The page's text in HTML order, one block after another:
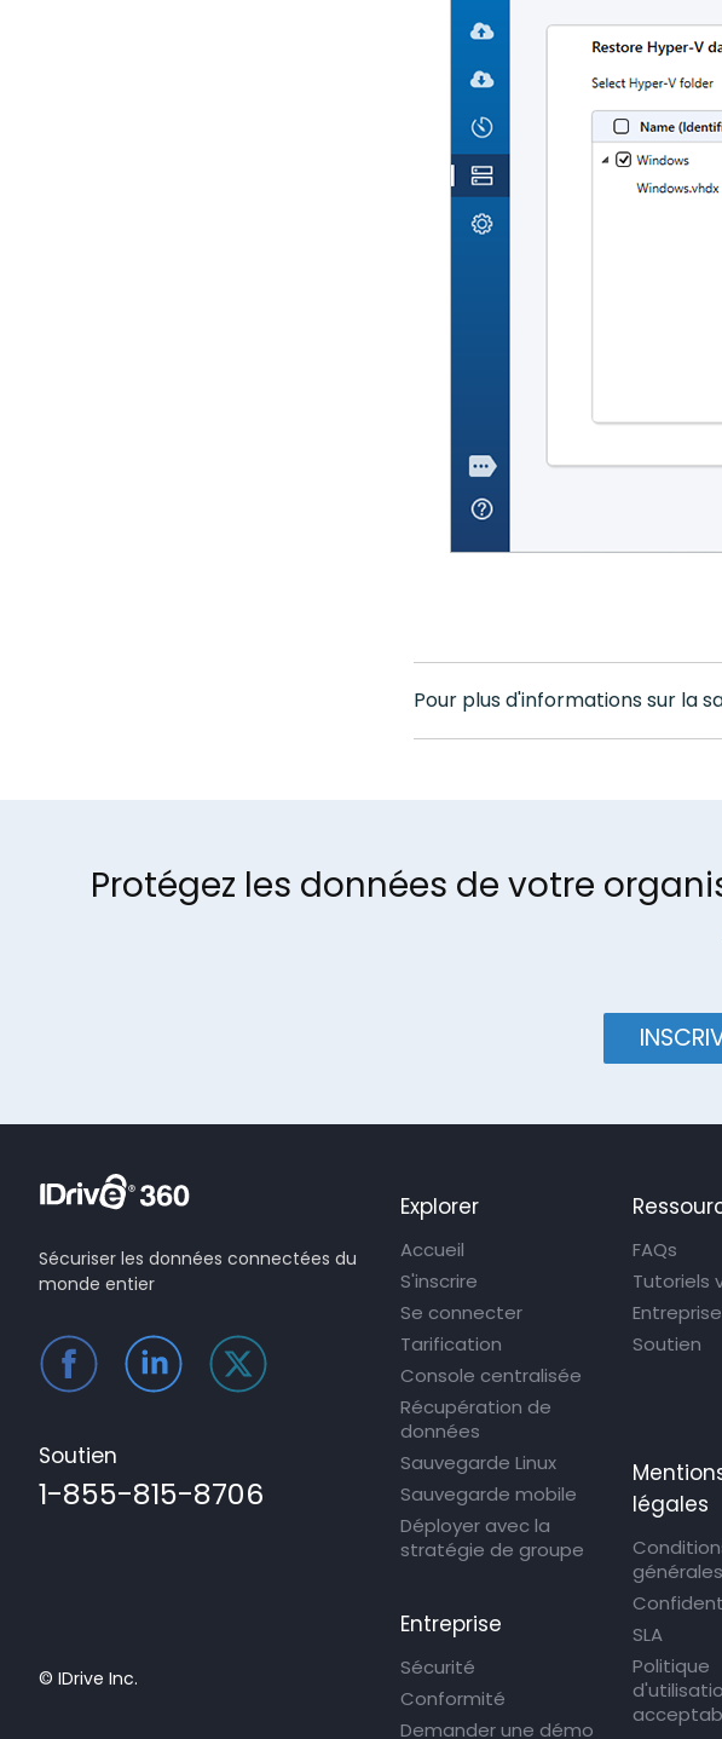
Pour plus d'informations sur la
Protégez les données de votre
Sécuriser les données connectées du
monde entier
Soutien
1-855-815-8706
© IDrive Inc.
Explorer
Accueil
S'inscrire
Se connecter
Tarification
Console centralisée
Récupération de
données
Sauvegarde Linux
Sauvegarde mobile
Déployer avec la
stratégie de groupe
Entreprise
Sécurité
Conformité
Demander une démo
FAQs
Tutoriels
Entreprise
Soutien
légales
générales
SLA
Politique